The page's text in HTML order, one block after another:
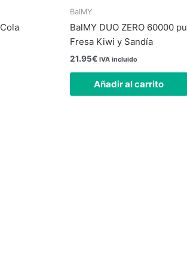
BalMY
BalMY DUO ZERO 60000
Fresa Kiwi y Sandía
21.95€ IVA incluido
Añadir al carrito